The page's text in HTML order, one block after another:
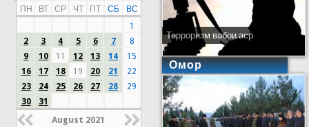
ПН ВТ СР ЧТ ПТ СБ
ВС
1
2
3 4 5 6 7
8
9
10 11 12 13 14
15
16
17 18 19 20 21
22
23
24 25 26 27 28
29
30
31
August 2021
Терроризм вабои аср
Омор